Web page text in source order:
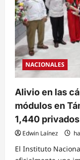
40
con
apoyo
de
EE.
y
la
Unión
NACIONALES
Alivio en las
módulos en
1,440
Edwin Laínez
El Instituto